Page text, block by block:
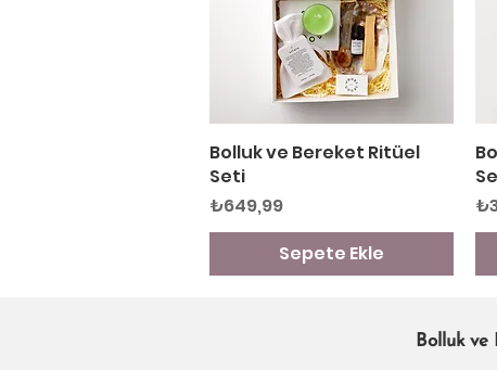
Hızlı Bakış
Bolluk ve Bereket Ritüel
Seti
Fiyat
₺649,99
Sepete Ekle
Bolluk